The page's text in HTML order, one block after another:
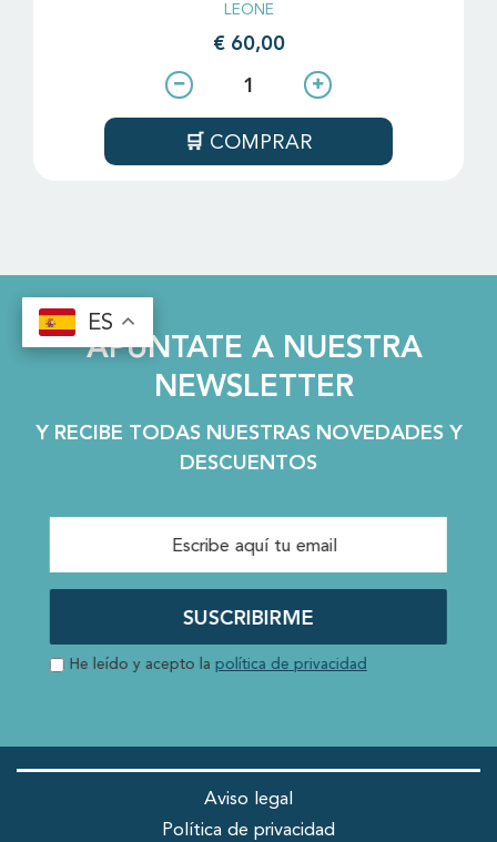
LEONE
€ 60,00
COMPRAR
APÚNTATE A NUESTRA
NEWSLETTER
Y RECIBE TODAS NUESTRAS NOVEDADES Y
DESCUENTOS
SUSCRIBIRME
He leído y acepto la política de privacidad
Aviso legal
Política de privacidad
ES
ES